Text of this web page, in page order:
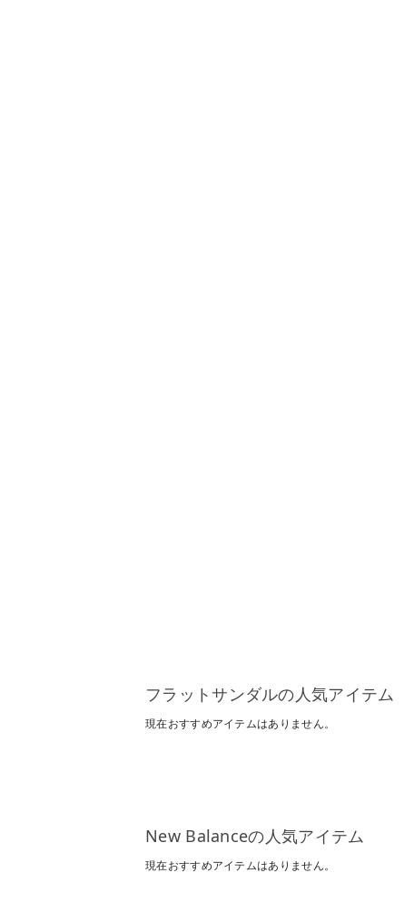
フラットサンダルの人気アイテム
現在おすすめアイテムはありません。
New Balanceの人気アイテム
現在おすすめアイテムはありません。